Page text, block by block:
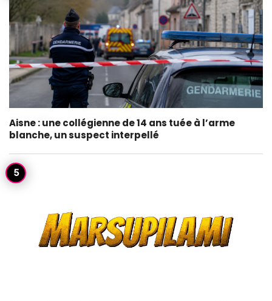
Aisne : une collégienne de 14 ans tuée à l’arme
blanche, un suspect interpellé